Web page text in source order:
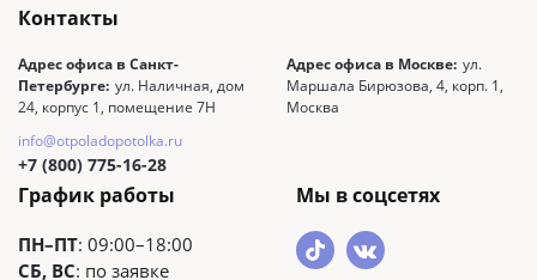
Контакты
Адрес офиса в Санкт-
Петербурге: ул. Наличная, дом
24, корпус 1, помещение 7Н
Адрес офиса в Москве: ул.
Маршала Бирюзова, 4, корп. 1,
Москва
info@otpoladopotolka.ru
+7 (800) 775-16-28
График работы
ПН–ПТ: 09:00–18:00
СБ, ВС: по заявке
Мы в соцсетях